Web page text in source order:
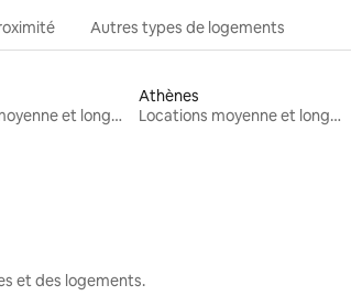
Autres types de logements
Locations moyenne et longue durée
Athènes
Locations moyenne et longue durée
et des logements.